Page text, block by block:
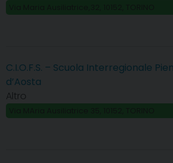
C.I.O.F.S. – Scuola Interregionale
d’Aosta
Altro